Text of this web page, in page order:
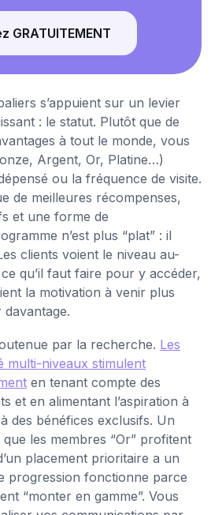
GRATUITEMENT
s’appuient sur un levier
: le statut. Plutôt que de
à tout le monde, vous
Argent, Or, Platine…)
ou la fréquence de visite.
de meilleures récompenses,
et une forme de
n’est plus “plat” : il
clients voient le niveau au-
qu’il faut faire pour y accéder,
la motivation à venir plus
par la recherche. Les
multi-niveaux stimulent
en tenant compte des
et en alimentant l’aspiration à
des bénéfices exclusifs. Un
les membres “Or” profitent
placement prioritaire a un
progression fonctionne parce
“monter en gamme”. Vous